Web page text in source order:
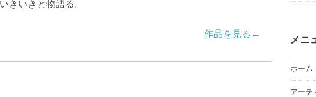
きいきと物語る。
作品を見る→
メニ
ホーム
アーテ